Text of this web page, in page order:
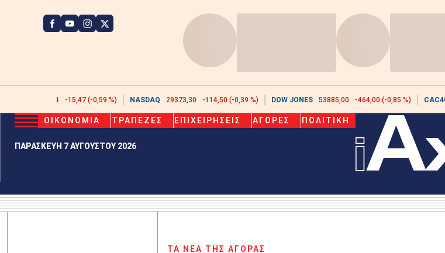
2608,44 -15,47 (-0,59 %) NASDAQ 29373,30 -114,50 (-0,39 %) DOW JONES 53885,00 -464,00 (-0,85 %)
ΠΑΡΑΣΚΕΥΗ 7 ΑΥΓΟΥΣΤΟΥ 2026
ΟΙΚΟΝΟΜΙΑ ΤΡΑΠΕΖΕΣ ΕΠΙΧΕΙΡΗΣΕΙΣ ΑΓΟΡΕΣ ΠΟΛΙΤΙΚΗ
ΤΑ ΝΕΑ ΤΗΣ ΑΓΟΡΑΣ